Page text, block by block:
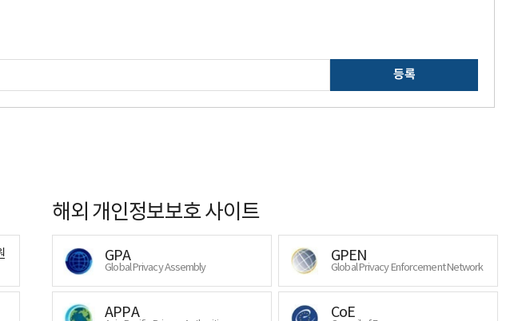
등록
해외 개인정보보호 사이트
GPA
Global Privacy Assembly
GPEN
Global Privacy Enforcement Network
APPA CoE